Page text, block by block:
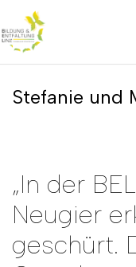
Stefanie und
„In der
Neugier
geschürt.